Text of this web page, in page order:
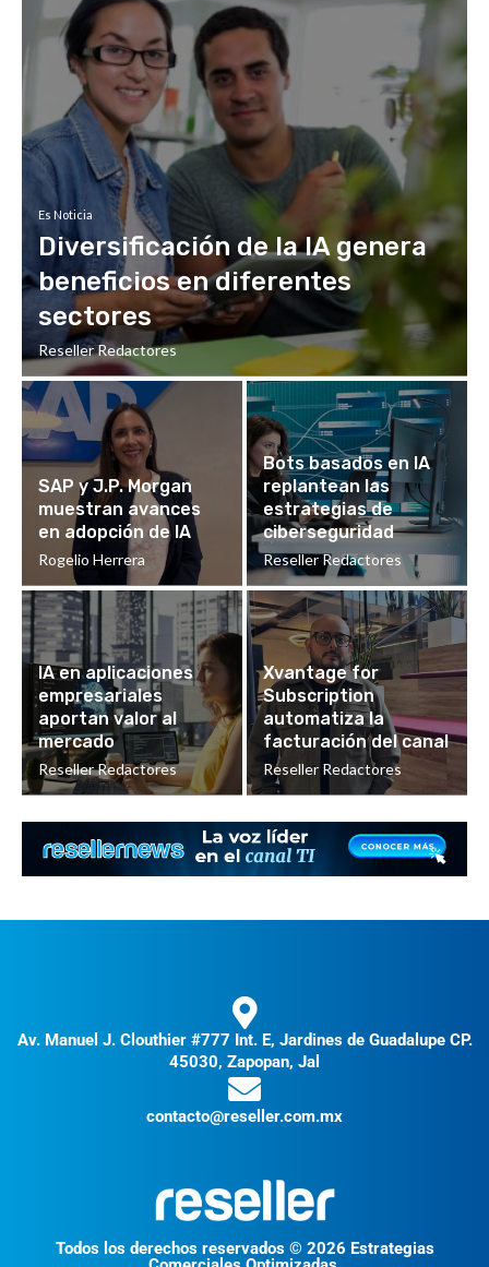
Es Noticia
Diversificación de la IA genera
beneficios en diferentes
sectores
Reseller Redactores
SAP y J.P. Morgan
muestran avances
en adopción de IA
Rogelio Herrera
Bots basados en IA
replantean las
estrategias de
ciberseguridad
Reseller Redactores
IA en aplicaciones
empresariales
aportan valor al
mercado
Reseller Redactores
Xvantage for
Subscription
automatiza la
facturación del canal
Reseller Redactores
Av. Manuel J. Clouthier #777 Int. E, Jardines de Guadalupe CP.
45030, Zapopan, Jal
contacto@reseller.com.mx
Todos los derechos reservados © 2026 Estrategias